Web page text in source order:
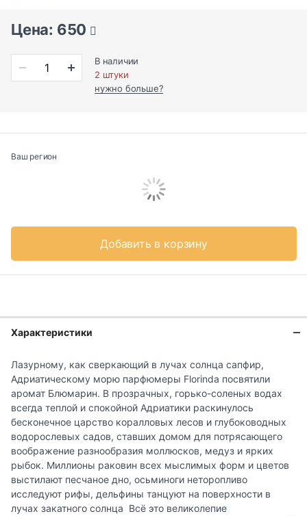
Цена: 650
В наличии
2 штуки
нужно больше?
Ваш регион
Добавить в корзину
Характеристики
Лазурному, как сверкающий в лучах солнца сапфир,
Адриатическому морю парфюмеры Florinda посвятили
аромат Блюмарин. В прозрачных, горько-соленых водах
всегда теплой и спокойной Адриатики раскинулось
бесконечное царство коралловых лесов и глубоководных
водорослевых садов, ставших домом для потрясающего
воображение разнообразия моллюсков, медуз и ярких
рыбок. Миллионы раковин всех мыслимых форм и цветов
выстилают песчаное дно, осьминоги неторопливо
исследуют рифы, дельфины танцуют на поверхности в
лучах закатного солнца Всё это великолепие